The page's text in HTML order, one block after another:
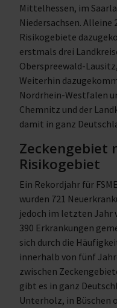
Mittelhessen, im
Niedersachsen. Alleine
Risikogebiete
erstmals drei
Oberspreewald-
Weiterhin
Nordrhein-Westfalen
Chemnitz und der
damit in ganz
Zeckengebiet
Risikogebiet
Ein Rekordjahr für
wurden 721
jedoch im letzten Jahr
390 Erkrankungen
sich durch die
innerhalb von fünf
zwischen
gibt es in ganz
Unterholz, in Büschen